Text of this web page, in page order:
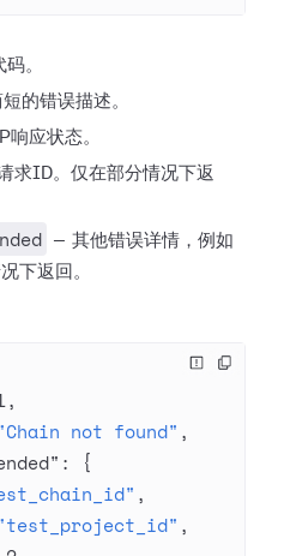
。
的错误描述。
响应状态。
求ID。仅在部分情况下返
— 其他错误详情，例如
下返回。
,
not found" ,
: {
,
,